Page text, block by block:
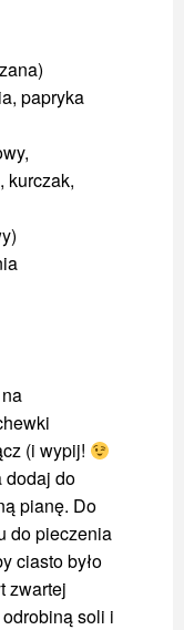
papryka
kurczak,
(i wypij!
dodaj do
pianę. Do
do pieczenia
ciasto było
zwartej
soli i